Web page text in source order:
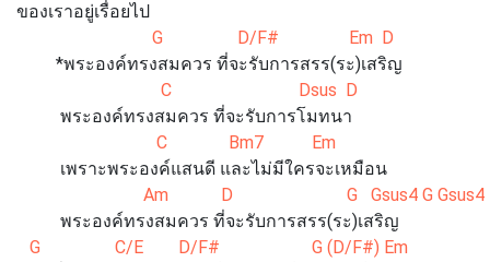
ของเราอยู่เรื่อยไป
G D/F# Em D
*พระองค์ทรงสมควร ที่จะรับการสรร(ระ)เสริญ
C Dsus D
พระองค์ทรงสมควร ที่จะรับการโมทนา
C Bm7 Em
เพราะพระองค์แสนดี และไม่มีใครจะเหมือน
Am D G Gsus4 G Gsus4
พระองค์ทรงสมควร ที่จะรับการสรร(ระ)เสริญ
G C/E D/F# G (D/F#) Em